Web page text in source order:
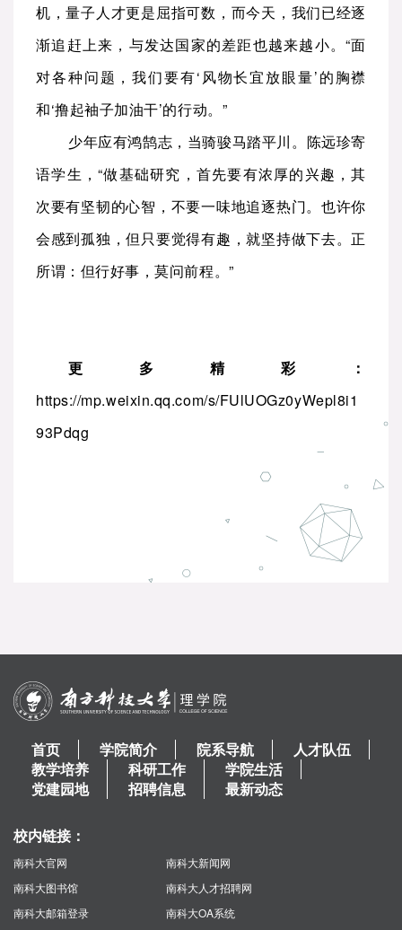
机，量子人才更是屈指可数，而今天，我们已经逐
渐追赶上来，与发达国家的差距也越来越小。“面
对各种问题，我们要有‘风物长宜放眼量’的胸襟
和‘撸起袖子加油干’的行动。”
少年应有鸿鹄志，当骑骏马踏平川。陈远珍寄
语学生，“做基础研究，首先要有浓厚的兴趣，其
次要有坚韧的心智，不要一味地追逐热门。也许你
会感到孤独，但只要觉得有趣，就坚持做下去。正
所谓：但行好事，莫问前程。”
更多精彩：
https://mp.weixin.qq.com/s/FUlUOGz0yWepl8i1
93Pdqg
首页 学院简介 院系导航
人才队伍
教学培养
科研工作
学院生活
党建园地
招聘信息 最新动态
校内链接：
南科大官网
南科大新闻网
南科大图书馆
南科大人才招聘网
南科大邮箱登录
南科大OA系统